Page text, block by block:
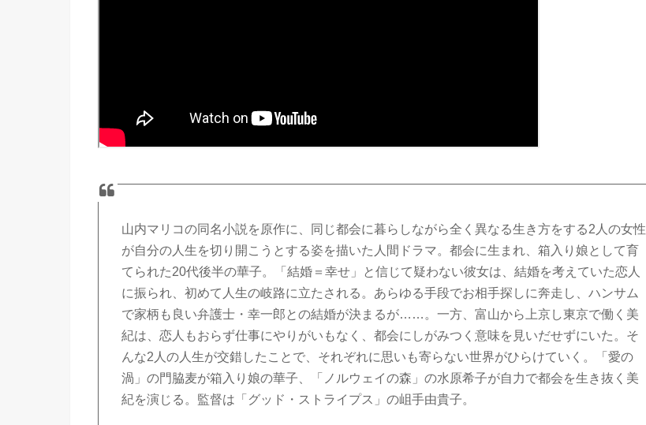
山内マリコの同名小説を原作に、同じ都会に暮らしながら全く異なる生き方をする2人の女性
が自分の人生を切り開こうとする姿を描いた人間ドラマ。都会に生まれ、箱入り娘として育
てられた20代後半の華子。「結婚＝幸せ」と信じて疑わない彼女は、結婚を考えていた恋人
に振られ、初めて人生の岐路に立たされる。あらゆる手段でお相手探しに奔走し、ハンサム
で家柄も良い弁護士・幸一郎との結婚が決まるが……。一方、富山から上京し東京で働く美
紀は、恋人もおらず仕事にやりがいもなく、都会にしがみつく意味を見いだせずにいた。そ
んな2人の人生が交錯したことで、それぞれに思いも寄らない世界がひらけていく。「愛の
渦」の門脇麦が箱入り娘の華子、「ノルウェイの森」の水原希子が自力で都会を生き抜く美
紀を演じる。監督は「グッド・ストライプス」の岨手由貴子。